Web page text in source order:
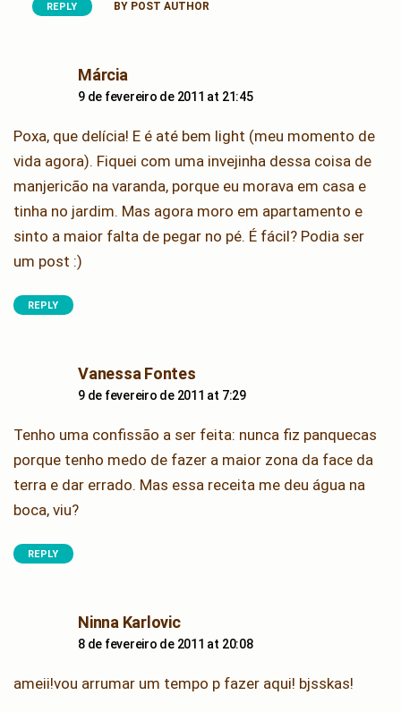
REPLY BY POST AUTHOR
Márciasays:
9 de fevereiro de 2011 at 21:45
Poxa, que delícia! E é até bem light (meu momento de
vida agora). Fiquei com uma invejinha dessa coisa de
manjericão na varanda, porque eu morava em casa e
tinha no jardim. Mas agora moro em apartamento e
sinto a maior falta de pegar no pé. É fácil? Podia ser
um post :)
REPLY
Vanessa Fontessays:
9 de fevereiro de 2011 at 7:29
Tenho uma confissão a ser feita: nunca fiz panquecas
porque tenho medo de fazer a maior zona da face da
terra e dar errado. Mas essa receita me deu água na
boca, viu?
REPLY
Ninna Karlovicsays:
8 de fevereiro de 2011 at 20:08
ameii!vou arrumar um tempo p fazer aqui! bjsskas!